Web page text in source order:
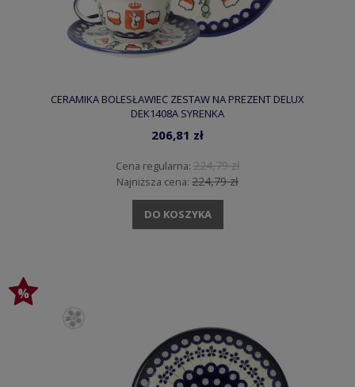
CERAMIKA BOLESŁAWIEC ZESTAW NA PREZENT DELUX
DEK1408A SYRENKA
206,81 zł
Cena regularna: 224,79 zł
Najniższa cena: 224,79 zł
DO KOSZYKA